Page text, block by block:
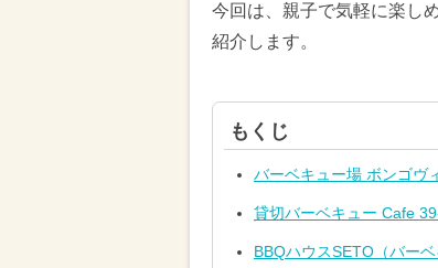
今回は、親子で気軽に楽し
紹介します。
もくじ
バーベキュー場 ボンゴヴ
貸切バーベキュー Cafe
BBQハウスSETO（バー